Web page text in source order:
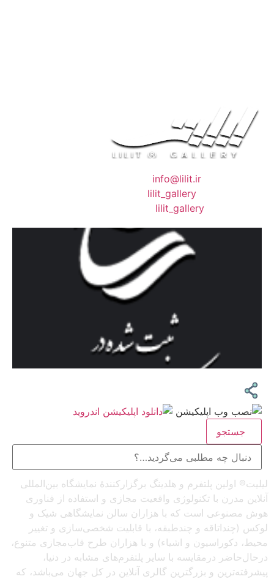
info@lilit.ir
lilit_gallery
lilit_gallery
جستجو
لیلیت® اولین پلتفرم و هلدینگ برگزارکنندهٔ نمایشگاه بین‌المللی
آنلاین مدرن با تکنولوژی واقعیت مجازی و استفاده از فناوری
هوش مصنوعی است که با هزاران سالن نمایشگاهی شیک و
لوکس (چنداتاقه و چندطبقه، با قابلیت شخصی‌سازی و تغییر
محیط، دکوراسیون و اشیاء) و با هزاران طرح قاب‌مجازی متنوع،
درحال‌حاضر درمقایسه با سایر پلتفرم‌های مشابه در دنیا،
پیشرفته‌ترین و بزرگترین گالری آنلاین در کل جهان می‌باشد، که